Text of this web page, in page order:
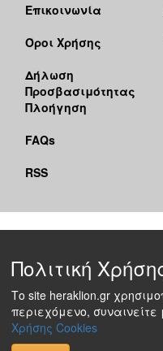
Επικοινωνία
Όροι Χρήσης
Δήλωση
Προσβασιμότητας
Πλοήγηση
FAQs
RSS
Πολιτική
Το site heraklion.gr
περιεχόμενο,
Χρήσης Cookies